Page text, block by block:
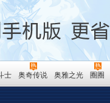
士 奥奇传说 奥雅之光 圈圈